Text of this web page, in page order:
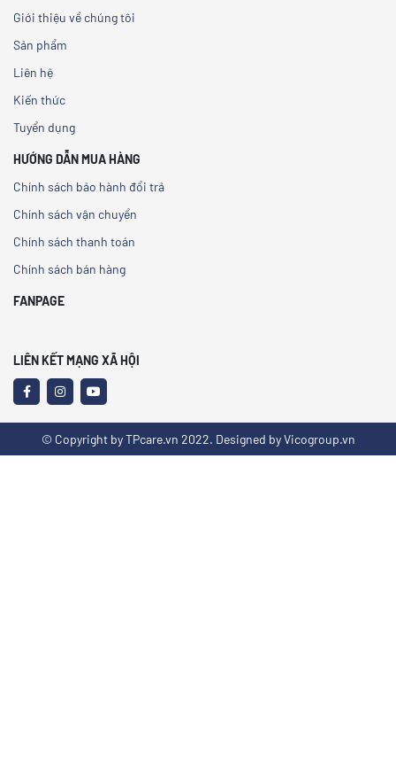
Giới thiệu về chúng tôi
Sản phẩm
Liên hệ
Kiến thức
Tuyển dụng
HƯỚNG DẪN MUA HÀNG
Chính sách bảo hành đổi trả
Chính sách vận chuyển
Chính sách thanh toán
Chính sách bán hàng
FANPAGE
LIÊN KẾT MẠNG XÃ HỘI
© Copyright by TPcare.vn 2022. Designed by Vicogroup.vn